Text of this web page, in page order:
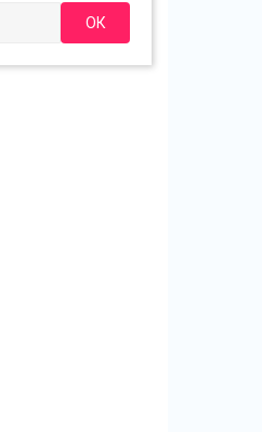
ОК